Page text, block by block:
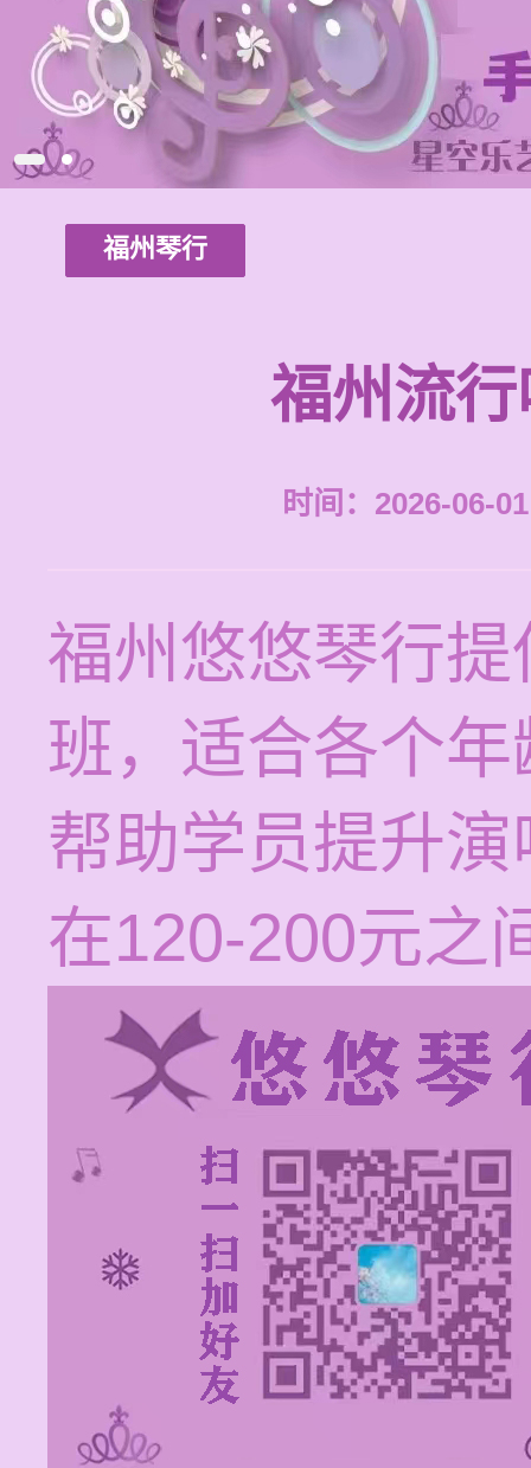
福州琴行
福州流
时间：2026-06-
福州悠悠琴行
班，适合各个
帮助学员提升
在120-200元之